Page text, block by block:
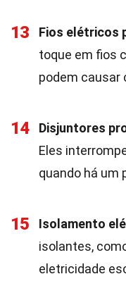
13 Fios elétricos
toque em fios
podem causar
14 Disjuntores
Eles
quando há um
15 Isolamento
isolantes,
eletricidade